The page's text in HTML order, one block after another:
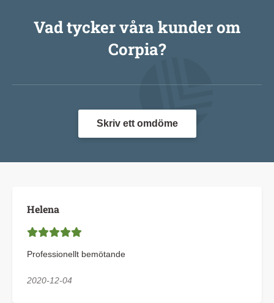
Vad tycker våra kunder om
Corpia?
Skriv ett omdöme
Helena
Professionellt bemötande
2020-12-04